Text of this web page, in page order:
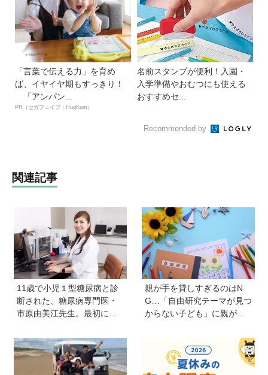
「言葉で伝える力」を育め
ば、イヤイヤ期もすっきり！
「アンパン...
PR（セガフェイブ｜HugKum）
名前スタンプが便利！入園・
入学準備やおむつにも使える
おすすめセ...
Recommended by
関連記事
11歳で小児１型糖尿病と診
断された、糖尿病専門医・
市原由美江先生。最初に感
が渇くことだった
親が手を貸しすぎるのはN
G…「自由研究テーマが見つ
からない子ども」に親がで
専門家・井上顕滋先生が解